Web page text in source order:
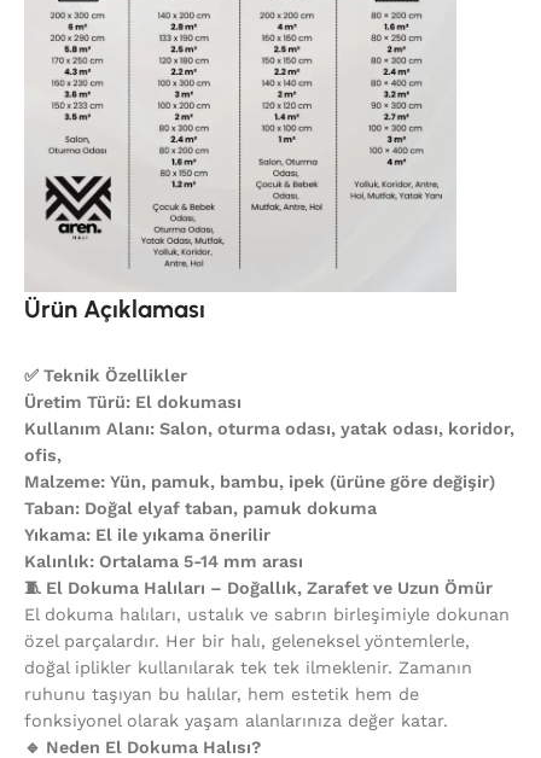
Ürün Açıklaması
✅ Teknik Özellikler
Üretim Türü: El dokuması
Kullanım Alanı: Salon, oturma odası, yatak odası, koridor,
ofis,
Malzeme: Yün, pamuk, bambu, ipek (ürüne göre değişir)
Taban: Doğal elyaf taban, pamuk dokuma
Yıkama: El ile yıkama önerilir
Kalınlık: Ortalama 5-14 mm arası
🧵 El Dokuma Halıları – Doğallık, Zarafet ve Uzun Ömür
El dokuma halıları, ustalık ve sabrın birleşimiyle dokunan
özel parçalardır. Her bir halı, geleneksel yöntemlerle,
doğal iplikler kullanılarak tek tek ilmeklenir. Zamanın
ruhunu taşıyan bu halılar, hem estetik hem de
fonksiyonel olarak yaşam alanlarınıza değer katar.
🔹 Neden El Dokuma Halısı?